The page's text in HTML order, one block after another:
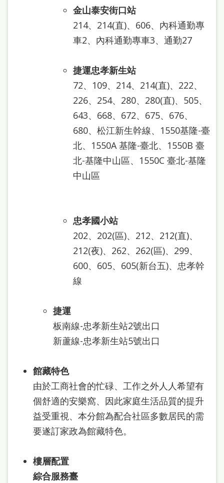
金山泰安街口站
214、214(直)、606、內科通勤專
車2、內科通勤專車3、通勤27
捷運忠孝新生站
72、109、214、214(直)、222、
226、254、280、280(直)、505、
643、668、672、675、676、
680、松江新生幹線、1550基隆-臺
北、1550A 基隆-臺北、1550B 臺
北-基隆中山區、1550C 臺北-基隆
中山區
忠孝國小站
202、202(區)、212、212(直)、
212(夜)、262、262(區)、299、
600、605、605(新台五)、忠孝幹
線
捷運
板南線-忠孝新生站2號出口
新蘆線-忠孝新生站5號出口
館藏特色
由於工商社會的忙碌、工作之外人人希望有
個舒適的安樂窩、因此家庭生活品質的提升
益受重視、本分館為配合社區多數居民的需
要遂訂家政為館藏特色。
樓層配置
綜合服務臺